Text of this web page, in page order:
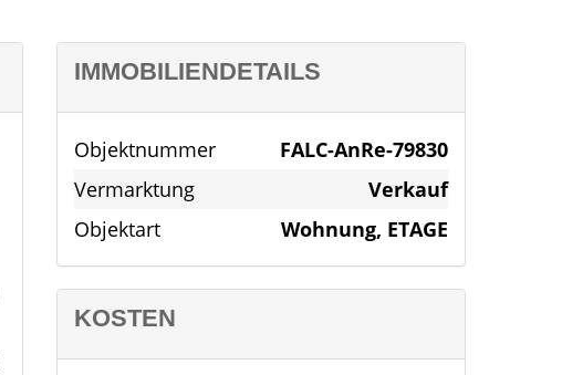
IMMOBILIENDETAILS
Objektnummer
FALC-AnRe-79830
Vermarktung
Verkauf
Objektart
Wohnung, ETAGE
KOSTEN